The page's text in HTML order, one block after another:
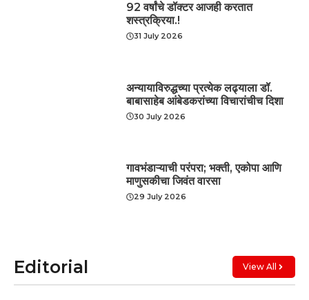
92 वर्षांचे डॉक्टर आजही करतात
शस्त्रक्रिया.!
31 July 2026
अन्यायाविरुद्धच्या प्रत्येक लढ्याला डॉ.
बाबासाहेब आंबेडकरांच्या विचारांचीच दिशा
30 July 2026
गावभंडाऱ्याची परंपरा; भक्ती, एकोपा आणि
माणुसकीचा जिवंत वारसा
29 July 2026
Editorial View All